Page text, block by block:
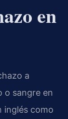
en
a
o sangre en
inglés como